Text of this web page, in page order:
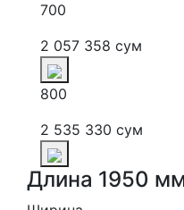
700
2 057 358 сум
800
2 535 330 сум
Длина 1950